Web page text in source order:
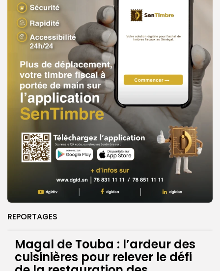
REPORTAGES
Magal de Touba : l’ardeur des
cuisinières pour relever le défi